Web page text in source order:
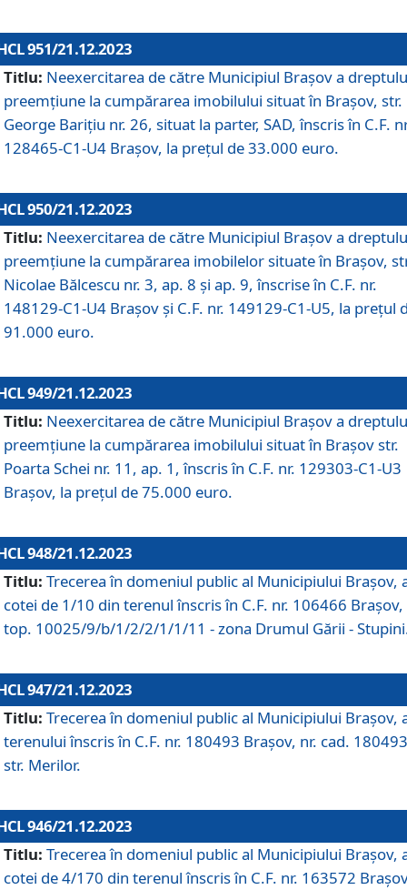
951/21.12.2023
Titlu: Neexercitarea de către Municipiul Brașov a
preemțiune la cumpărarea imobilului situat în Brașov, str.
George Barițiu nr. 26, situat la parter, SAD, înscris în C.F.
128465-C1-U4 Brașov, la prețul de 33.000 euro.
950/21.12.2023
Titlu: Neexercitarea de către Municipiul Brașov a
preemțiune la cumpărarea imobilelor situate în Brașov,
Nicolae Bălcescu nr. 3, ap. 8 și ap. 9, înscrise în C.F. nr.
148129-C1-U4 Brașov și C.F. nr. 149129-C1-U5, la prețul
91.000 euro.
949/21.12.2023
Titlu: Neexercitarea de către Municipiul Brașov a
preemțiune la cumpărarea imobilului situat în Brașov str.
Poarta Schei nr. 11, ap. 1, înscris în C.F. nr. 129303-C1-U3
Brașov, la prețul de 75.000 euro.
948/21.12.2023
Titlu: Trecerea în domeniul public al Municipiului Braşov,
cotei de 1/10 din terenul înscris în C.F. nr. 106466 Brașov,
top. 10025/9/b/1/2/2/1/1/11 - zona Drumul Gării -
947/21.12.2023
Titlu: Trecerea în domeniul public al Municipiului Braşov,
terenului înscris în C.F. nr. 180493 Brașov, nr. cad.
str. Merilor.
946/21.12.2023
Titlu: Trecerea în domeniul public al Municipiului Braşov,
cotei de 4/170 din terenul înscris în C.F. nr. 163572